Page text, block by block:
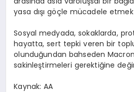
yasa dışı göçle mücadele
Sosyal medyada, sokaklarda,
hayatta, sert tepki veren bir
olunduğundan bahseden
sakinleştirmeleri gerektiğine
Kaynak: AA